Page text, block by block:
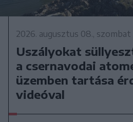
2026. augusztus 08., szombat
Uszályokat
a csernavodai
üzemben tartása
videóval